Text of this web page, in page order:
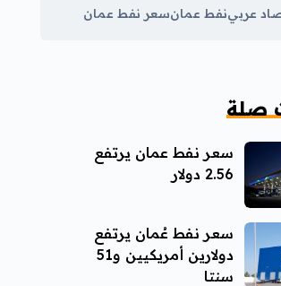
عربينفط عمانسعر نفط عمان
صلة
سعر نفط عمان يرتفع
2.56 دولار
سعر نفط عُمان يرتفع
دولارين أمريكيين و51
سنتا